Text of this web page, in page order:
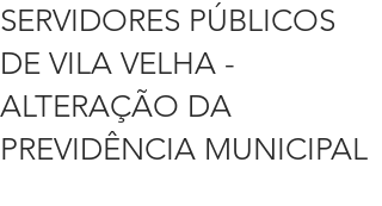
SERVIDORES PÚBLICOS
DE VILA VELHA -
ALTERAÇÃO DA
PREVIDÊNCIA MUNICIPAL